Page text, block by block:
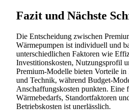
Fazit und Nächste
Die Entscheidung zwischen
Wärmepumpen ist individuell und
unterschiedlichen Faktoren wie
Investitionskosten, Nutzungsprofil
Premium-Modelle bieten Vorteile in
und Technik, während Budget-
Anschaffungskosten punkten. Eine
Wärmebedarfs, Standortfaktoren
Betriebskosten ist unerlässlich.